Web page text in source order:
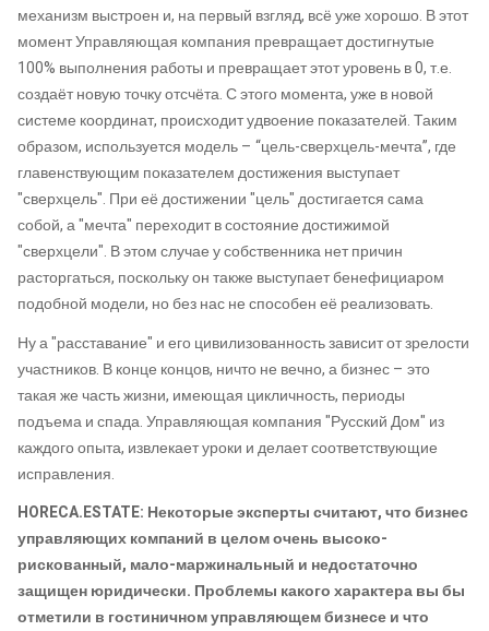
механизм выстроен и, на первый взгляд, всё уже хорошо. В этот
момент Управляющая компания превращает достигнутые
100% выполнения работы и превращает этот уровень в 0, т.е.
создаёт новую точку отсчёта. С этого момента, уже в новой
системе координат, происходит удвоение показателей. Таким
образом, используется модель – “цель-сверхцель-мечта”, где
главенствующим показателем достижения выступает
"сверхцель". При её достижении "цель" достигается сама
собой, а "мечта" переходит в состояние достижимой
"сверхцели". В этом случае у собственника нет причин
расторгаться, поскольку он также выступает бенефициаром
подобной модели, но без нас не способен её реализовать.
Ну а "расставание" и его цивилизованность зависит от зрелости
участников. В конце концов, ничто не вечно, а бизнес – это
такая же часть жизни, имеющая цикличность, периоды
подъема и спада. Управляющая компания "Русский Дом" из
каждого опыта, извлекает уроки и делает соответствующие
исправления.
HORECA.ESTATE: Некоторые эксперты считают, что бизнес
управляющих компаний в целом очень высоко-
рискованный, мало-маржинальный и недостаточно
защищен юридически. Проблемы какого характера вы бы
отметили в гостиничном управляющем бизнесе и что